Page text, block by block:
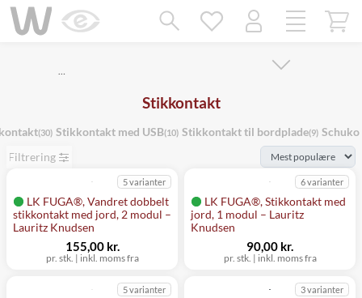
…
Stikkontakt
(30) Stikkontakt med USB(10) Stikkontakt til bordplade(9)
Filtrering
LK FUGA®, Vandret dobbelt
stikkontakt med jord, 2 modul –
Lauritz Knudsen
5 varianter
pr. stk. | inkl. moms fra
155,00 kr.
LK FUGA®, Stikkontakt med
jord, 1 modul – Lauritz
Knudsen
6 varianter
pr. stk. | inkl. moms fra
90,00 kr.
5 varianter 3 varianter
Mangler chatten?
Ret samtykke!